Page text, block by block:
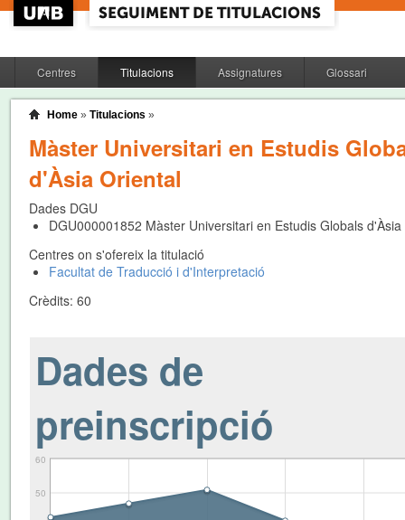
Centres Titulacions Assignatures Glossari
Home » Titulacions »
Màster Universitari en Estudis
d'Àsia Oriental
Dades DGU
DGU000001852 Màster Universitari en Estudis Globals
Centres on s'ofereix la titulació
Facultat de Traducció i d'Interpretació
Crèdits: 60
Dades de
preinscripció
50
60